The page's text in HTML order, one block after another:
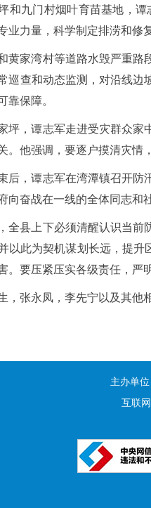
和九门村烟叶育苗基地，
业力量，科学制定排涝和修
黄家湾村等道路水毁严重路
巡查和动态监测，对沿线
靠保障。
坪，谭志军走进受灾群众家
。他强调，要逐户摸清灾情
后，谭志军在湾潭镇召开防
向奋战在一线的全体同志和
全县上下必须清醒认识当前
以此为契机谋划长远，提升
。要压紧压实各级责任，严
，张永凤，李先宁以及其他
主办单
互联